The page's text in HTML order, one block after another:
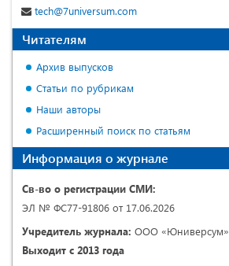
tech@7universum.com
Читателям
Архив выпусков
Статьи по рубрикам
Наши авторы
Расширенный поиск по статьям
Информация о журнале
Св-во о регистрации СМИ:
ЭЛ № ФС77-91806 от 17.06.2026
Учредитель журнала: ООО «Юниверсум»
Выходит с 2013 года